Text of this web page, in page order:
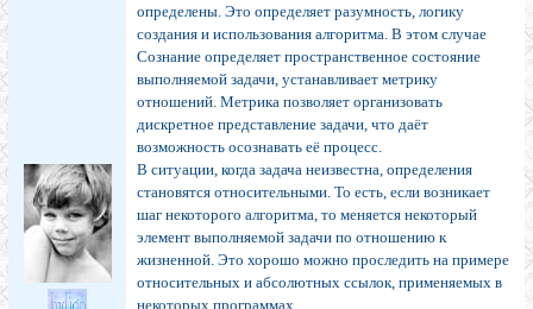
определены. Это определяет разумность, логику
создания и использования алгоритма. В этом случае
Сознание определяет пространственное состояние
выполняемой задачи, устанавливает метрику
отношений. Метрика позволяет организовать
дискретное представление задачи, что даёт
возможность осознавать её процесс.
В ситуации, когда задача неизвестна, определения
становятся относительными. То есть, если возникает
шаг некоторого алгоритма, то меняется некоторый
элемент выполняемой задачи по отношению к
жизненной. Это хорошо можно проследить на примере
относительных и абсолютных ссылок, применяемых в
некоторых программах.